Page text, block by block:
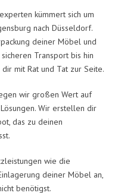
kümmert sich um
nach Düsseldorf.
deiner Möbel und
Transport bis hin
mit Rat und Tat zur Seite.
wir großen Wert auf
Wir erstellen dir
das zu deinen
wie die
deiner Möbel an,
benötigst.